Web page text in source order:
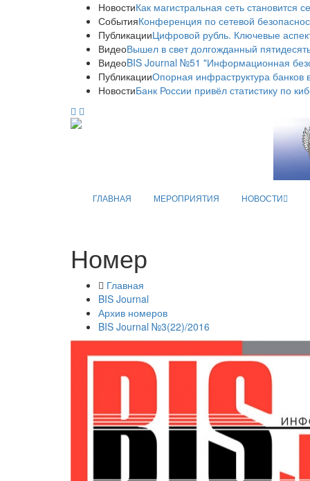
НовостиКак магистральная сеть становится
СобытияКонференция по сетевой
ПубликацииЦифровой рубль. Ключевые
ВидеоВышел в свет долгожданный
ВидеоBIS Journal №51 "Информационная
ПубликацииОпорная инфраструктура банков
НовостиБанк России привёл статистику по
ГЛАВНАЯ МЕРОПРИЯТИЯ НОВОСТИ
Номер
Главная
BIS Journal
Архив номеров
BIS Journal №3(22)/2016